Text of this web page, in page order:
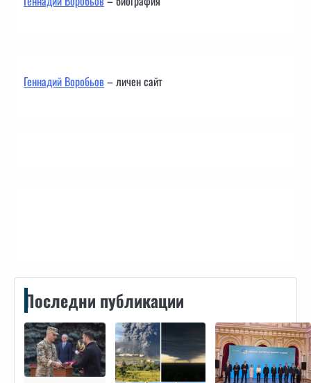
Геннадий Воробьов– личен сайт
Последни публикации